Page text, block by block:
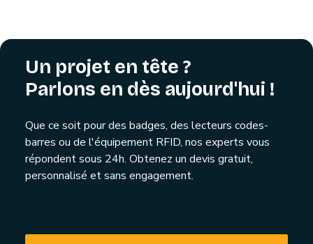
Un projet en tête ?
Parlons en dès aujourd'hui !
Que ce soit pour des badges, des lecteurs codes-
barres ou de l'équipement RFID, nos experts vous
répondent sous 24h. Obtenez un devis gratuit,
personnalisé et sans engagement.